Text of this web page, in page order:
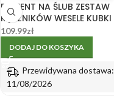
PREZENT NA ŚLUB ZESTAW
RĘCZNIKÓW WESELE KUBKI
HAFT
109.99zł
DODAJ DO KOSZYKA
Przewidywana dostawa:
11/08/2026